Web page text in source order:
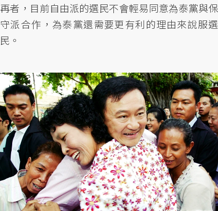
再者，目前自由派的選民不會輕易同意為泰黨與保
守派合作，為泰黨還需要更有利的理由來說服選
民。